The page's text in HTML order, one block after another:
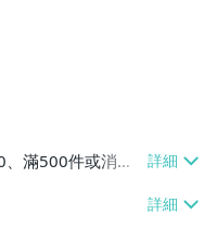
滿500件或消費